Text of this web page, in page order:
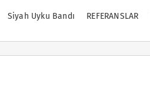
Siyah Uyku Bandı REFERANSLAR